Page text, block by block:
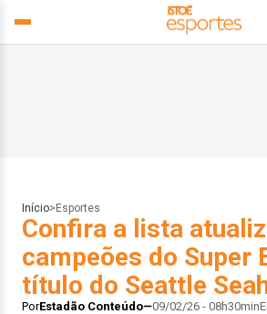
Início> Esportes
Confira a lista
campeões do Super
título do Seattle
PorEstadão Conteúdo 09/02/26 - 08h30min